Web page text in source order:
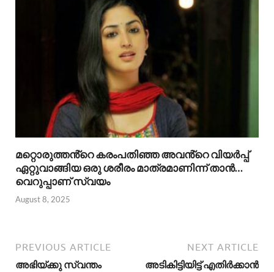
മറ്റൊരുത്തൻ്റെ കരംപതിഞ്ഞ അവൻ്റെ വിയർപ്പ്
ഏറ്റുവാങ്ങിയ ഒരു ശരീരം മാത്രമാണിന്ന് താൻ…
വെറുപ്പാണ് സ്വയം
August 8, 2025
PREVIOUS ARTICLE
അഭിയ്ക്കു സ്വന്തം
NEXT ARTICLE
അടികിട്ടിയിട്ട് എതിർക്കാൻ